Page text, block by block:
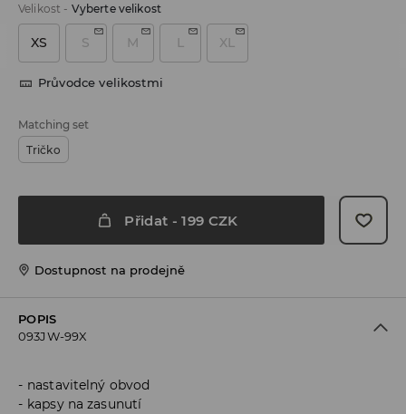
Velikost - Vyberte velikost
XS S M L XL
Průvodce velikostmi
Matching set
Tričko
Přidat -199 CZK
Dostupnost na prodejně
POPIS
093JW-99X
nastavitelný obvod
kapsy na zasunutí